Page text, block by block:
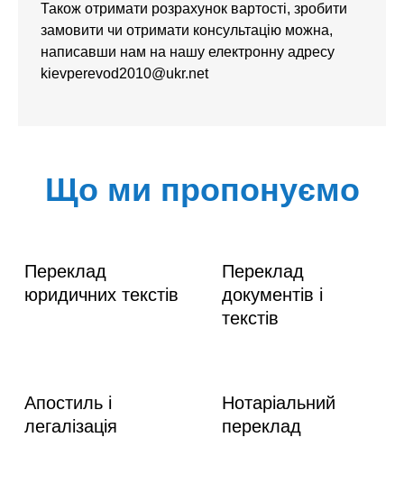
Також отримати розрахунок вартості, зробити
замовити чи отримати консультацію можна,
написавши нам на нашу електронну адресу
kievperevod2010@ukr.net
Що ми пропонуємо
Переклад
юридичних текстів
Переклад
документів і
текстів
Апостиль і
легалізація
Нотаріальний
переклад